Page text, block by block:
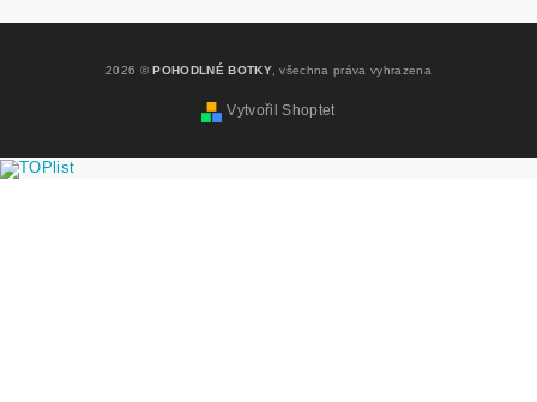
2026 ©POHODLNÉ BOTKY, všechna práva vyhrazena
Vytvořil Shoptet